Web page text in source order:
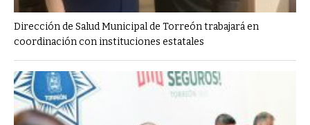
Dirección de Salud Municipal de Torreón trabajará en
coordinación con instituciones estatales